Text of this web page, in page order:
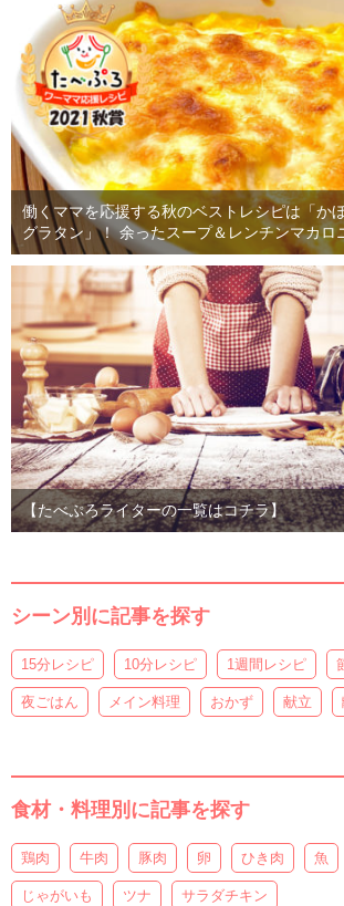
働くママを応援する秋のベストレシピは「か
グラタン」！ 余ったスープ＆レンチンマカロ
【たべぷろライターの一覧はコチラ】
シーン別に記事を探す
15分レシピ 10分レシピ 1週間レシピ
夜ごはん メイン料理 おかず 献立
食材・料理別に記事を探す
鶏肉 牛肉 豚肉 卵 ひき肉 魚
じゃがいも ツナ サラダチキン